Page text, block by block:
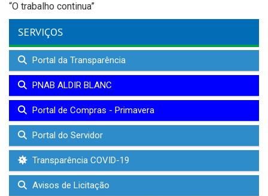
“O trabalho continua”
SERVIÇOS
Portal da Transparência
PNAB ALDIR BLANC
Portal de Compras - Primavera
Portal do Servidor
Transparência COVID-19
Avisos de Licitação